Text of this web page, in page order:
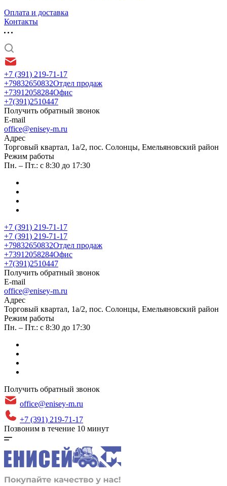
Оплата и доставка
Контакты
+7 (391) 219-71-17
+79832650832Отдел продаж
+73912058284Офис
+7(391)2510447
Получить обратный звонок
E-mail
office@enisey-m.ru
Адрес
​Торговый квартал, 1а/2, пос. Солонцы, Емельяновский район
Режим работы
Пн. – Пт.: с 8:30 до 17:30
+7 (391) 219-71-17
+7 (391) 219-71-17
+79832650832Отдел продаж
+73912058284Офис
+7(391)2510447
Получить обратный звонок
E-mail
office@enisey-m.ru
Адрес
​Торговый квартал, 1а/2, пос. Солонцы, Емельяновский район
Режим работы
Пн. – Пт.: с 8:30 до 17:30
Получить обратный звонок
office@enisey-m.ru
+7 (391) 219-71-17
Позвоним в течение 10 минут